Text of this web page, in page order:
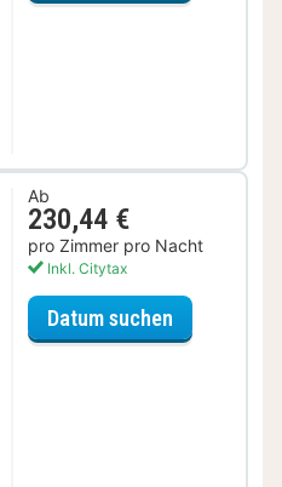
Ab
230,44 €
pro Zimmer pro Nacht
Inkl. Citytax
Datum suchen